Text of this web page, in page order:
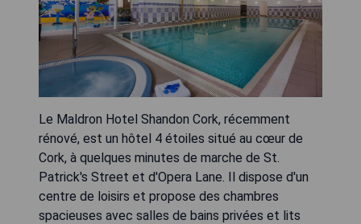
Le Maldron Hotel Shandon Cork, récemment
rénové, est un hôtel 4 étoiles situé au cœur de
Cork, à quelques minutes de marche de St.
Patrick's Street et d'Opera Lane. Il dispose d'un
centre de loisirs et propose des chambres
spacieuses avec salles de bains privées et lits